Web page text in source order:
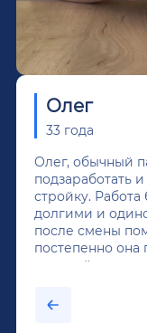
Олег
33 года
Олег, обычный
подзаработать
стройку.
долгими и
после смены
постепенно она
крепкий
было
Довженко.